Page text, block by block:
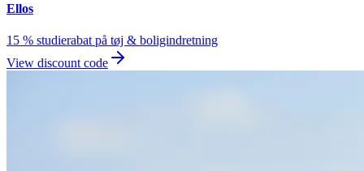
Ellos
15 % studierabat på tøj & boligindretning
View discount code